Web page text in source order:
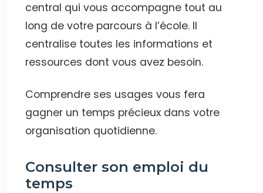
central qui vous accompagne tout au
long de votre parcours à l’école. Il
centralise toutes les informations et
ressources dont vous avez besoin.
Comprendre ses usages vous fera
gagner un temps précieux dans votre
organisation quotidienne.
Consulter son emploi du
temps